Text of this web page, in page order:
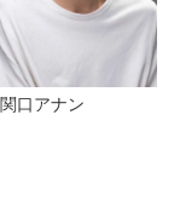
関口アナン